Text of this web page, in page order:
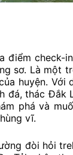
điểm check-
sơ. Là một
huyện. Với
đá, thác Đắk
phá và
vĩ.
đòi hỏi